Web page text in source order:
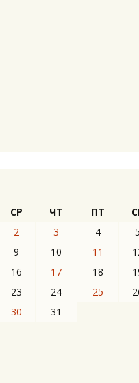
СР ЧТ ПТ
2 3 4 5
9 10 11
16 17 18
23 24 25
30 31